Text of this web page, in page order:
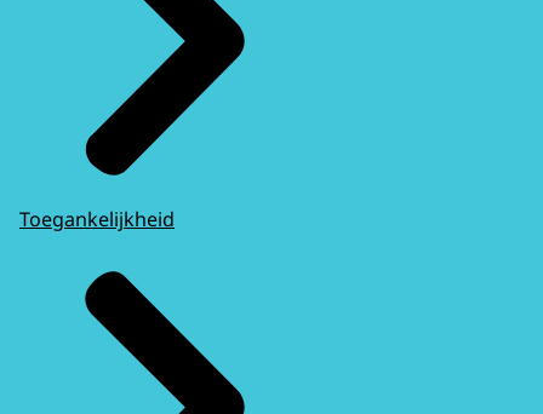
Toegankelijkheid